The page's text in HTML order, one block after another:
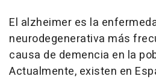
El alzheimer es la
neurodegenerativa más
causa de demencia en la
Actualmente, existen en